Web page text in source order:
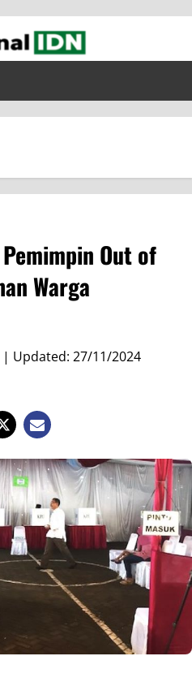
Out of
Warga
Updated: 27/11/2024